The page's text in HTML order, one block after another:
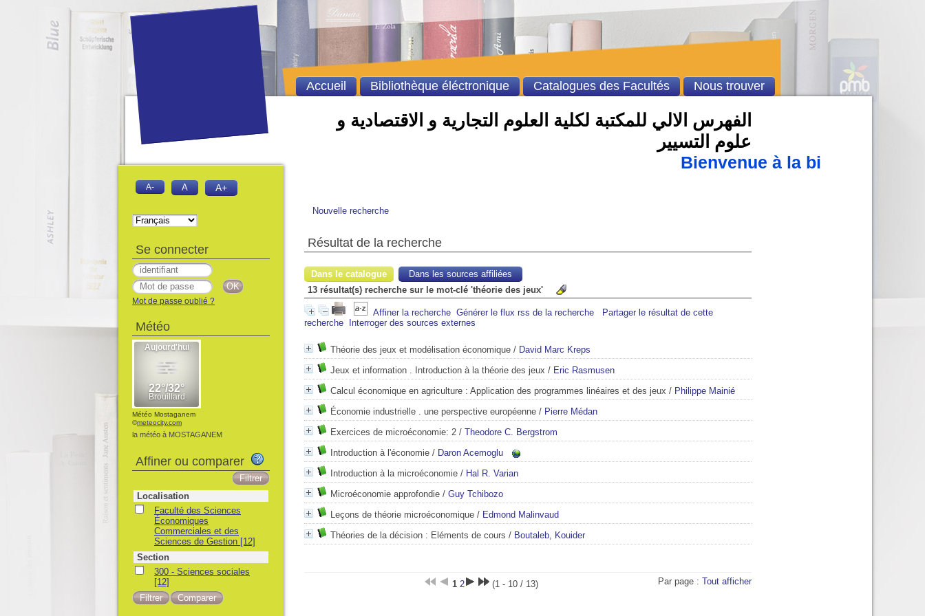
الفهرس الالي للمكتبة لكلية العلوم التجارية و الاقتصادية و
علوم التسيير
Bienvenue à la bibliothèque
Nouvelle recherche
Résultat de la recherche
Dans le catalogue
Dans les sources affiliées
13 résultat(s) recherche sur le mot-clé 'théorie des jeux'
Affiner la recherche Générer le flux rss de la recherche
Partager le résultat de cette
recherche
Interroger des sources externes
Théorie des jeux et modélisation économique / David Marc Kreps
Jeux et information . Introduction à la théorie des jeux / Eric Rasmusen
Calcul économique en agriculture : Application des programmes linéaires et des jeux / Philippe Mainié
Économie industrielle . une perspective européenne / Pierre Médan
Exercices de microéconomie: 2 / Theodore C. Bergstrom
Introduction à l'économie / Daron Acemoglu
Introduction à la microéconomie / Hal R. Varian
Microéconomie approfondie / Guy Tchibozo
Leçons de théorie microéconomique / Edmond Malinvaud
Théories de la décision : Eléments de cours / Boutaleb, Kouider
1 2 (1 - 10 / 13) Par page : Tout afficher
Accueil Bibliothèque éléctronique Catalogues des Facultés Nous trouver
A- A A+
Se connecter
Mot de passe oublié ?
Météo
Météo Mostaganem
©meteocity.com
la météo à MOSTAGANEM
Affiner ou comparer
Localisation
Faculté des Sciences
Économiques
Commerciales et des
Sciences de Gestion [12]
Section
300 - Sciences sociales
[12]